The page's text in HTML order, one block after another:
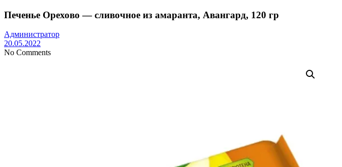
Печенье Орехово — сливочное из амаранта, Авангард, 120 гр
Администратор
20.05.2022
No Comments